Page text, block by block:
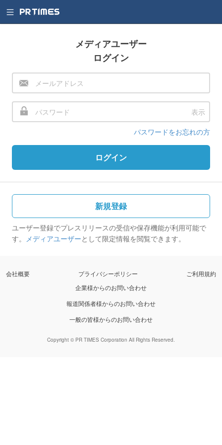
メディアユーザー
ログイン
表示
パスワードをお忘れの方
ログイン
新規登録
ユーザー登録でプレスリリースの受信や保存機能が利用可能で
す。 メディアユーザーとして限定情報を閲覧できます。
会社概要 プライバシーポリシー
ご利用規約
企業様からのお問い合わせ
報道関係者様からのお問い合わせ
一般の皆様からのお問い合わせ
Copyright © PR TIMES Corporation All Rights Reserved.